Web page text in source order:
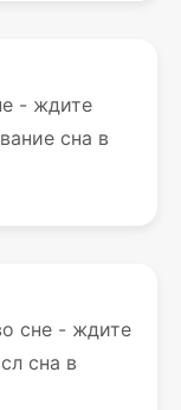
- ждите
сна в
сне - ждите
сна в